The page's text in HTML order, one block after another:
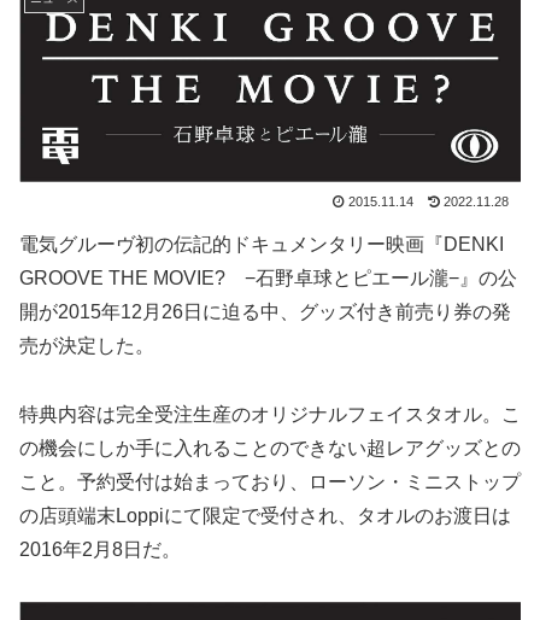
2015.11.14 2022.11.28
電気グルーヴ初の伝記的ドキュメンタリー映画『DENKI
GROOVE THE MOVIE? −石野卓球とピエール瀧−』の公
開が2015年12月26日に迫る中、グッズ付き前売り券の発
売が決定した。
特典内容は完全受注生産のオリジナルフェイスタオル。こ
の機会にしか手に入れることのできない超レアグッズとの
こと。予約受付は始まっており、ローソン・ミニストップ
の店頭端末Loppiにて限定で受付され、タオルのお渡日は
2016年2月8日だ。